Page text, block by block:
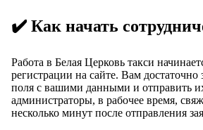
✔️ Как начать
Работа в Белая Церковь такси
регистрации на сайте. Вам
поля с вашими данными и отправить
администраторы, в рабочее время,
несколько минут после отправления